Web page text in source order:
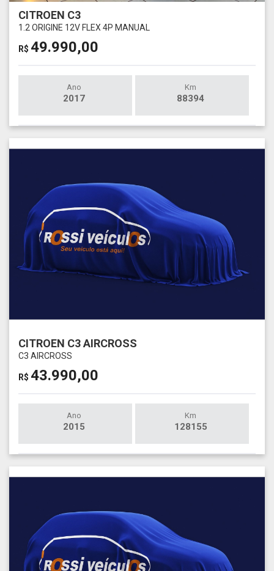
CITROEN C3
1.2 ORIGINE 12V FLEX 4P MANUAL
R$ 49.990,00
Ano
2017
Km
88394
CITROEN C3 AIRCROSS
C3 AIRCROSS
R$ 43.990,00
Ano
2015
Km
128155